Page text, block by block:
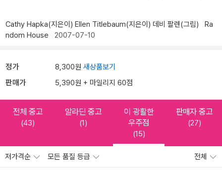
Cathy Hapka(지은이) Ellen Titlebaum(지은이) 데비 팔렌(그림)
Ra
ndom House 2007-07-10
정가 8,300원 새상품보기
판매가 5,390원 + 마일리지 60점
전체 중고
(43)
알라딘 중고
(1)
이 광활한
우주점
(15)
판매자 중고
(27)
저가격순 모든 품질 등급 전체